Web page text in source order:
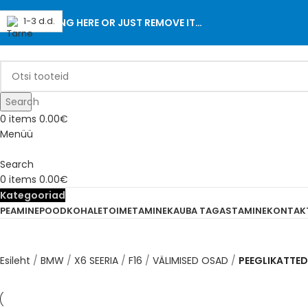
ADD ANYTHING HERE OR JUST REMOVE IT…
Search
0 items 0.00€
Menüü
Search
0 items 0.00€
Kategooriad
PEAMINEPOODKOHALETOIMETAMINEKAUBA TAGASTAMINE
Esileht BMW X6 SEERIA F16 VÄLIMISED OSAD PEEGLIKATTED
1-3 d.d.